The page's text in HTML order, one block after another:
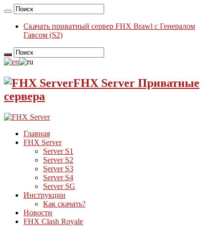
Скачать приватный сервер FHX Brawl с Генералом
Гавсом (S2)
FHX Server Приватные
сервера
Главная
FHX Server
Server S1
Server S2
Server S3
Server S4
Server SG
Инструкции
Как скачать?
Новости
FHX Clash Royale